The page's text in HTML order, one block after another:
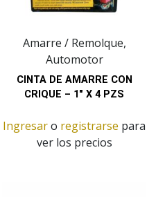
Amarre / Remolque,
Automotor
CINTA DE AMARRE CON
CRIQUE – 1″ X 4 PZS
Ingresaro registrarse para
ver los precios